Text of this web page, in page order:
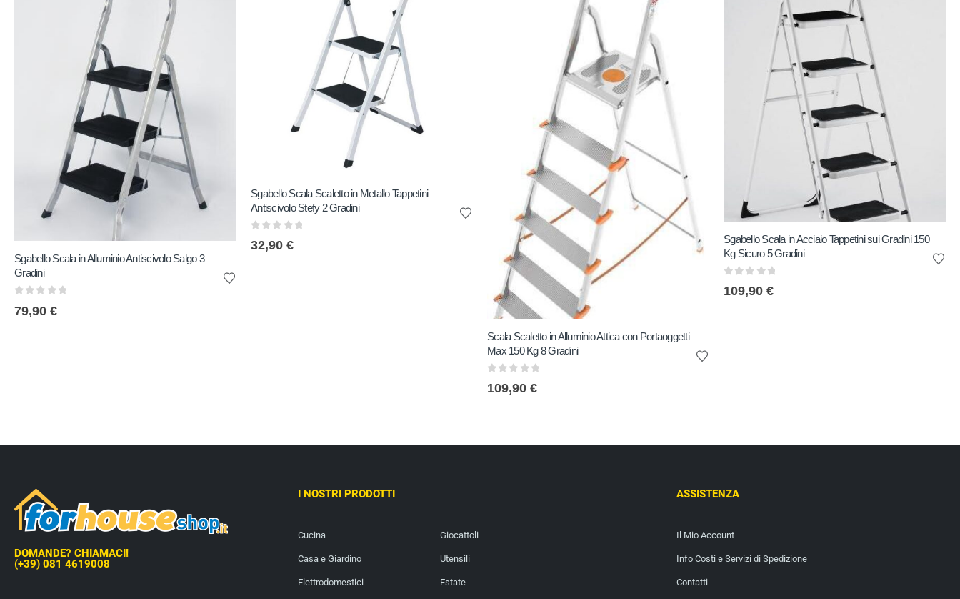
Sgabello Scala in Alluminio Antiscivolo Salgo 3
Gradini
79,90 €
Sgabello Scala Scaletto in Metallo Tappetini
Antiscivolo Stefy 2 Gradini
32,90 €
Scala Scaletto in Alluminio Attica con Portaoggetti
Max 150 Kg 8 Gradini
109,90 €
Sgabello Scala in Acciaio Tappetini sui Gradini 150
Kg Sicuro 5 Gradini
109,90 €
DOMANDE? CHIAMACI!
(+39) 081 4619008
I NOSTRI PRODOTTI
Cucina
Casa e Giardino
Elettrodomestici
Giocattoli
Utensili
Estate
ASSISTENZA
Il Mio Account
Info Costi e Servizi di Spedizione
Contatti